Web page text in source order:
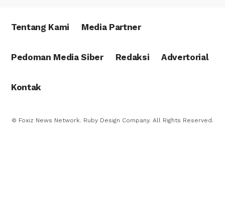
Tentang Kami Media Partner
Pedoman Media Siber Redaksi Advertorial
Kontak
© Foxiz News Network. Ruby Design Company. All Rights Reserved.